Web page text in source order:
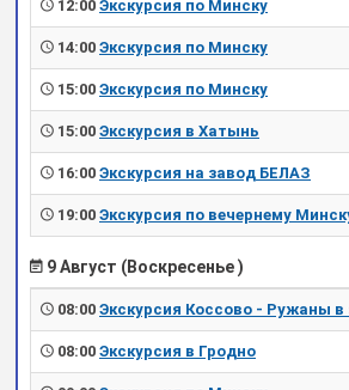
12:00 Экскурсия по Минску
14:00 Экскурсия по Минску
15:00 Экскурсия по Минску
15:00 Экскурсия в Хатынь
16:00 Экскурсия на завод БЕЛАЗ
19:00 Экскурсия по вечернему
9 Август (Воскресенье )
08:00 Экскурсия Коссово - Ружаны в
08:00 Экскурсия в Гродно